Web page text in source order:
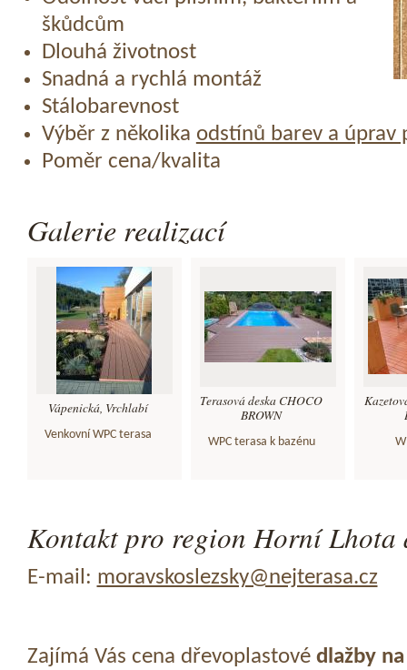
škůdcům
Dlouhá životnost
Snadná a rychlá montáž
Stálobarevnost
Výběr z několika odstínů barev a úprav
Poměr cena/kvalita
Galerie realizací
Vápenická, Vrchlabí
Venkovní WPC terasa
Terasová deska CHOCO
BROWN
WPC terasa k bazénu
Kontakt pro region Horní Lhota
E-mail: moravskoslezsky@nejterasa.cz
Zajímá Vás cena dřevoplastové dlažby